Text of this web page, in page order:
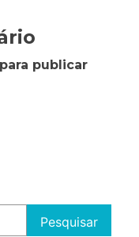
para publicar
Pesquisar